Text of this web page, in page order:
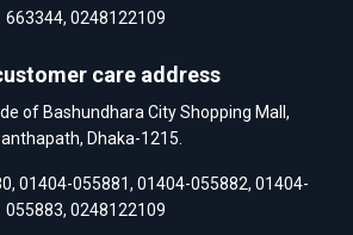
663344, 0248122109
care address
of Bashundhara City Shopping Mall,
Dhaka-1215.
, 01404-055881, 01404-055882, 01404-
055883, 0248122109